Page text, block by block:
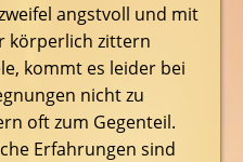
angstvoll und mit
körperlich zittern
kommt es leider bei
nicht zu
oft zum Gegenteil.
Erfahrungen sind